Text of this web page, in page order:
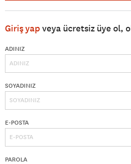
Giriş yap veya ücretsiz üye ol,
ADINIZ
SOYADINIZ
E-POSTA
PAROLA